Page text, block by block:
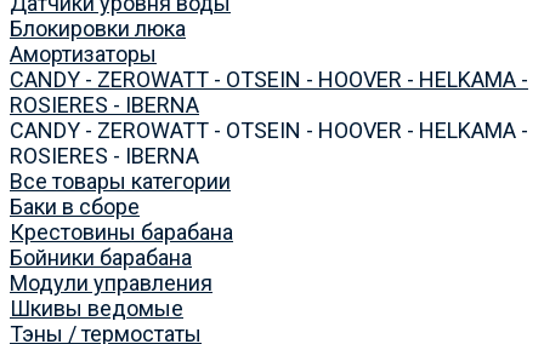
Блокировки люка
Амортизаторы
CANDY - ZEROWATT - OTSEIN - HOOVER - HELKAMA -
ROSIERES - IBERNA
CANDY - ZEROWATT - OTSEIN - HOOVER - HELKAMA -
ROSIERES - IBERNA
Все товары категории
Баки в сборе
Крестовины барабана
Бойники барабана
Модули управления
Шкивы ведомые
Тэны / термостаты